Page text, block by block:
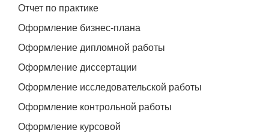
Отчет по практике
Оформление бизнес-плана
Оформление дипломной работы
Оформление диссертации
Оформление исследовательской работы
Оформление контрольной работы
Оформление курсовой